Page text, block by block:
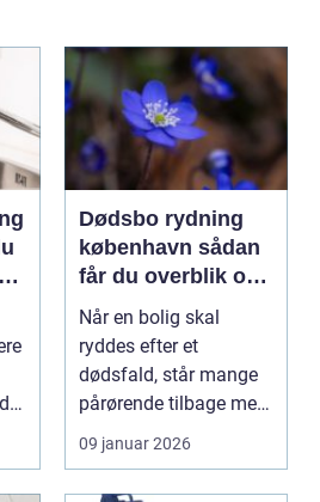
Dødsbo rydning
københavn sådan
får du overblik og
professionel hjælp
Når en bolig skal
ryddes efter et
dødsfald, står mange
pårørende tilbage med
en stor praktisk
opgave...
09 januar 2026